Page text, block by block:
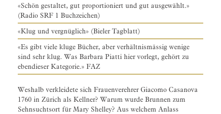
«Schön gestaltet, gut proportioniert und gut ausgewählt.»
(Radio SRF 1 Buchzeichen)
«Klug und vergnüglich» (Bieler Tagblatt)
«Es gibt viele kluge Bücher, aber verhältnismässig wenige
sind sehr klug. Was Barbara Piatti hier vorlegt, gehört zu
ebendieser Kategorie.» FAZ
Weshalb verkleidete sich Frauenverehrer Giacomo Casanova
1760 in Zürich als Kellner? Warum wurde Brunnen zum
Sehnsuchtsort für Mary Shelley? Aus welchem Anlass